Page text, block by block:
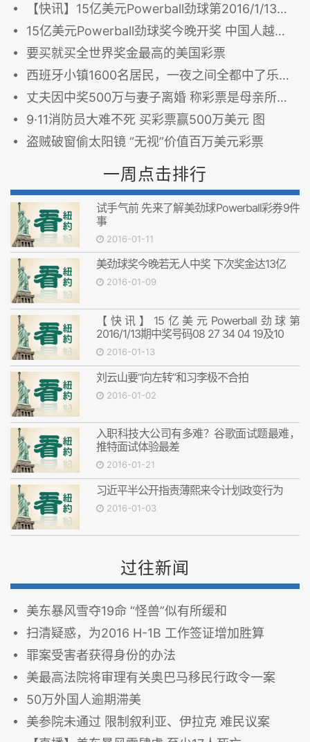
【快讯】15亿美元Powerball劲球第2016/1/13期中奖号码08 27 34 04 19及10
15亿美元Powerball劲球奖今晚开奖 中国人越洋买
要买就买全世界奖金最高的美国彩票
西班牙小镇1600名居民，一夜之间全都中了乐透…这才叫乐透...
丈夫因中奖500万与妻子离婚 称彩票是母亲所买(图)
9·11消防员大难不死 买彩票赢500万美元 图
盗贼破窗偷太阳镜 “无视”价值百万美元彩票
一周点击排行
试手气前 先来了解美劲球Powerball彩券9件
事
2016-01-11
美劲球奖今晚若无人中奖 下次奖金达13亿
2016-01-09
【快讯】15亿美元Powerball劲球第
2016/1/13期中奖号码08 27 34 04 19及10
2016-01-13
刘云山要“向左转”和习李极不合拍
2016-01-02
入职科技大公司有多难？谷歌面试题最难，
推特面试体验最差
2016-01-21
习近平半公开指责薄熙来令计划政变行为
2016-01-03
过往新闻
美东暴风雪夺19命 “怪兽”似有所缓和
扫清疑惑，为2016 H-1B 工作签证增加胜算
罪案受害者获得身份的办法
美最高法院将审理有关奥巴马移民行政令一案
50万外国人逾期滞美
美参院未通过 限制叙利亚、伊拉克 难民议案